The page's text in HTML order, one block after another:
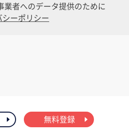
者へのデータ提供のために
シーポリシー
無料登録